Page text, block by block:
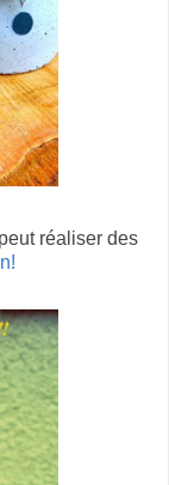
réaliser des